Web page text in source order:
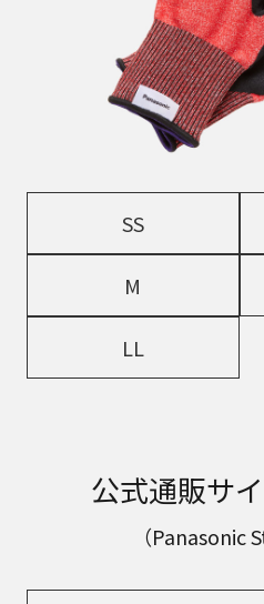
SS
M
LL
公式通販サ
（Panasonic